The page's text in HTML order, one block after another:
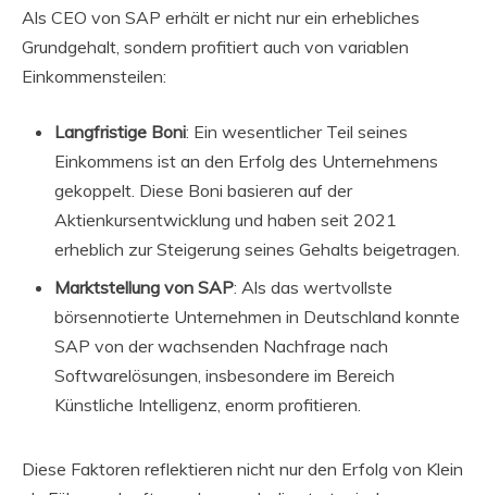
Als CEO von SAP erhält er nicht nur ein erhebliches
Grundgehalt, sondern profitiert auch von variablen
Einkommensteilen:
Langfristige Boni: Ein wesentlicher Teil seines
Einkommens ist an den Erfolg des Unternehmens
gekoppelt. Diese Boni basieren auf der
Aktienkursentwicklung und haben seit 2021
erheblich zur Steigerung seines Gehalts beigetragen.
Marktstellung von SAP: Als das wertvollste
börsennotierte Unternehmen in Deutschland konnte
SAP von der wachsenden Nachfrage nach
Softwarelösungen, insbesondere im Bereich
Künstliche Intelligenz, enorm profitieren.
Diese Faktoren reflektieren nicht nur den Erfolg von Klein